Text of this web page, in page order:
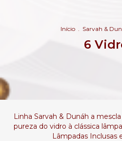
Início . Sarvah &
6
Linha Sarvah & Dunáh a
pureza do vidro à clássica
Lâmpadas Inclusas